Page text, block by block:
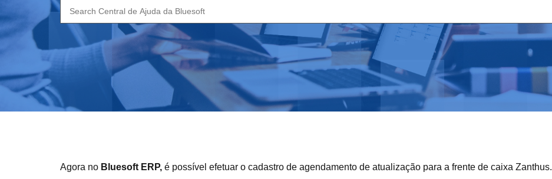
Search
for:
Agora no Bluesoft ERP, é possível efetuar o cadastro de agendamento de atualização para a frente de caixa Zanthus.